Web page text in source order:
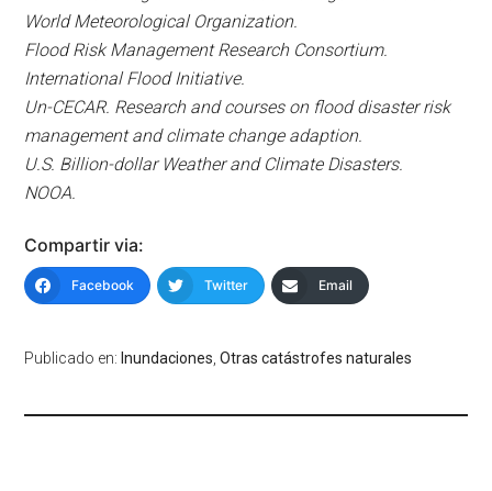
World Meteorological Organization.
Flood Risk Management Research Consortium.
International Flood Initiative.
Un-CECAR. Research and courses on flood disaster risk
management and climate change adaption.
U.S. Billion-dollar Weather and Climate Disasters.
NOOA.
Compartir via:
Facebook Twitter Email
Publicado en: Inundaciones ,Otras catástrofes naturales